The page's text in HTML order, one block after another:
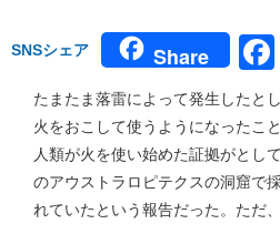
SNSシェア Share
たまたま落雷によって発生したと
火をおこして使うようになったこ
人類が火を使い始めた証拠がとし
のアウストラロピテクスの洞窟で
れていたという報告だった。ただ